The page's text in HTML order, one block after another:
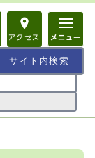
アクセス メニュー